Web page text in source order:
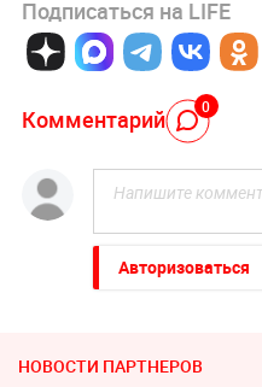
Подписаться на LIFE
Комментарий 0
Авторизоваться
НОВОСТИ ПАРТНЕРОВ